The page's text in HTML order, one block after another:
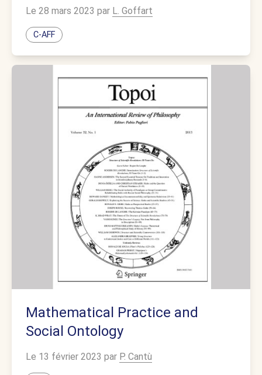
Le 28 mars 2023 par L. Goffart
C-AFF
Mathematical Practice and
Social Ontology
Le 13 février 2023 par P. Cantù